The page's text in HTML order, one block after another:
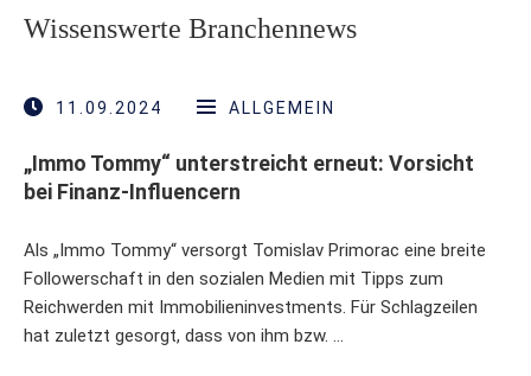
Wissenswerte Branchennews
11.09.2024 ALLGEMEIN
„Immo Tommy“ unterstreicht erneut: Vorsicht
bei Finanz-Influencern
Als „Immo Tommy“ versorgt Tomislav Primorac eine breite
Followerschaft in den sozialen Medien mit Tipps zum
Reichwerden mit Immobilieninvestments. Für Schlagzeilen
hat zuletzt gesorgt, dass von ihm bzw. …